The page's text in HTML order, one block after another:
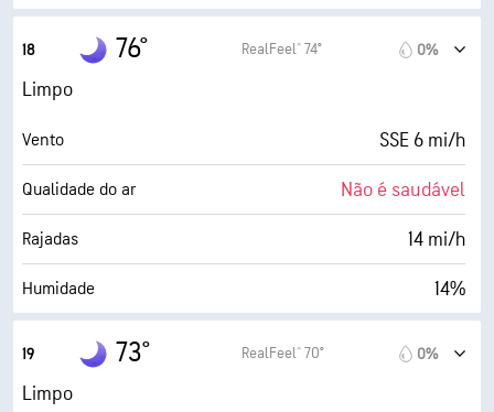
Índice máximo UV
Rajadas
Humidade 12%
Ponto de orvalho 24° F
AccuLumen Brightness Index™ 4 (Escuro)
Cobertura de nuvens 0%
18 76° RealFeel® 74° 0%
Limpo
Vento SSE 6 mi/h
Qualidade do ar Não é saudável
Rajadas 14 mi/h
Humidade 14%
Ponto de orvalho
AccuLumen Brightness Index™
19 73° RealFeel® 70° 0%
Limpo